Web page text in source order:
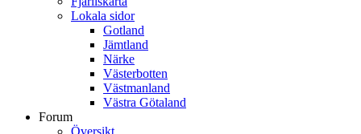
Lokala sidor
Gotland
Jämtland
Närke
Västerbotten
Västmanland
Västra Götaland
Forum
Översikt